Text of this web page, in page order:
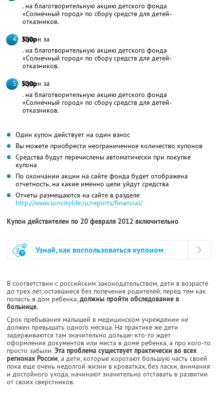
. на благотворительную акцию детского фонда
«Солнечный город» по сбору средств для детей-
отказников.
Купон за
300р
. на благотворительную акцию детского фонда
«Солнечный город» по сбору средств для детей-
отказников.
Купон за
500р
. на благотворительную акцию детского фонда
«Солнечный город» по сбору средств для детей-
отказников.
Один купон действует на один взнос
Вы можете приобрести неограниченное количество купонов
Средства будут перечислены автоматически при покупке
купона
По окончании акции на сайте фонда будет отображена
отчетность, на какие именно цели уйдут средства
Отчеты размещаются на сайте в разделе
http://www.suncitylife.ru/reports/financial/
Купон действителен по 20 февраля 2012 включительно
Узнай, как воспользоваться купоном
В соответствии с российским законодательством, дети в возрасте
до трех лет, оставшиеся без попечения родителей, перед тем как
попасть в дом ребенка,должны пройти обследование в
больнице.
Срок пребывания малышей в медицинском учреждении не
должен превышать одного месяца. На практике же дети
задерживаются там значительно дольше: кто-то ждет
оформления документов или места в доме ребенка, а про кого-то
просто забыли.Эта проблема существует практически во всех
регионах России, а дети, которые коротают большую часть своей
пока еще очень недолгой жизни в кроватках, без ласки, внимания
и достойного ухода, начинают значительно отставать в развитии
от своих сверстников.